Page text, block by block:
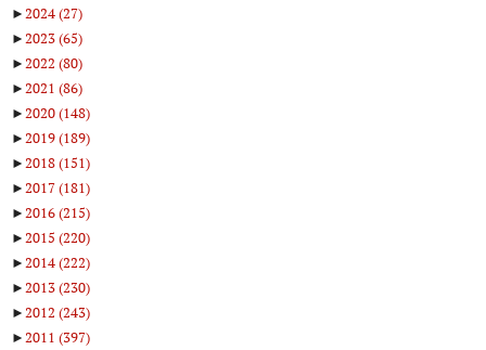
►2024(27)
►2023(65)
►2022 (80)
►2021 (86)
►2020(148)
►2019(189)
►2018(151)
►2017(181)
►2016(215)
►2015 (220)
►2014(222)
►2013(230)
►2012 (243)
►2011 (397)